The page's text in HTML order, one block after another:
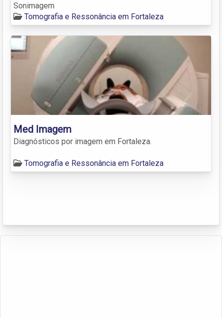
Sonimagem
Tomografia e Ressonância em Fortaleza
Med Imagem
Diagnósticos por imagem em Fortaleza.
Tomografia e Ressonância em Fortaleza